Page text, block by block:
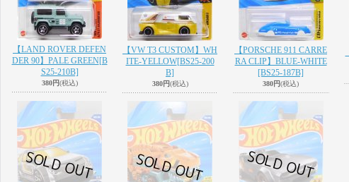
【LAND ROVER DEFEN
DER 90】PALE GREEN[B
S25-210B]
380円(税込)
【VW T3 CUSTOM】WH
ITE-YELLOW[BS25-200
B]
380円(税込)
【PORSCHE 911 CARRE
RA CLIP】BLUE-WHITE
[BS25-187B]
380円(税込)